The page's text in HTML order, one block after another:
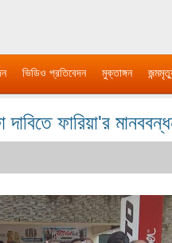
ভিডিও প্রতিবেদন মুক্তাঙ্গন
দাবিতে ফারিয়া'র